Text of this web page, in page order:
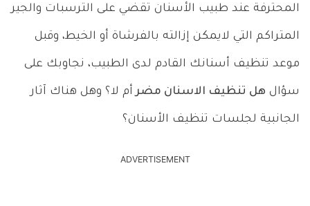
المحترفة عند طبيب الأسنان تقضي على الترسبات والجير
المتراكم التي لايمكن إزالته بالفرشاة أو الخيط، وقبل
موعد تنظيف أسنانك القادم لدى الطبيب، نجاوبك على
سؤال هل تنظيف الاسنان مضر أم لا؟ وهل هناك آثار
الجانبية لجلسات تنظيف الأسنان؟
ADVERTISEMENT